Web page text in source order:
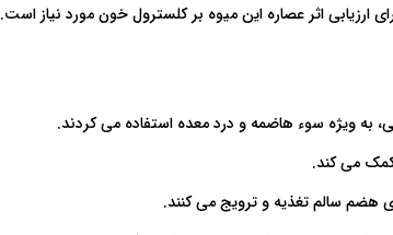
ارزیابی اثر عصاره این میوه بر کلسترول خون مورد نیاز است.
به ویژه سوء هاضمه و درد معده استفاده می کردند.
می کند.
هضم سالم تغذیه و ترویج می کنند.